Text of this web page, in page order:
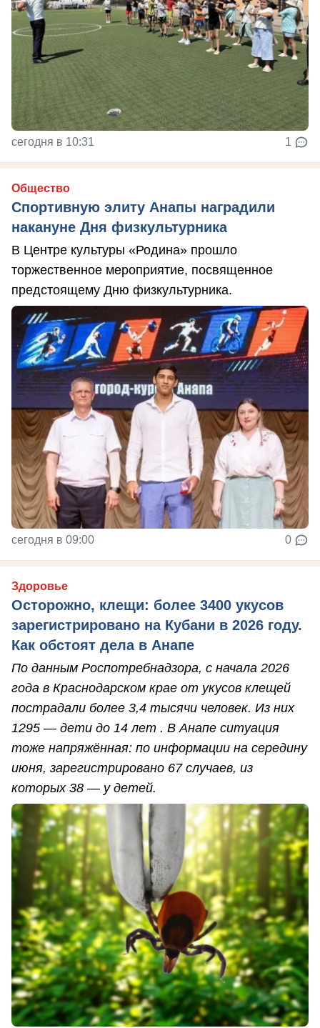
сегодня в 10:31 1
Общество
Спортивную элиту Анапы наградили
накануне Дня физкультурника
В Центре культуры «Родина» прошло
торжественное мероприятие, посвященное
предстоящему Дню физкультурника.
сегодня в 09:00 0
Здоровье
Осторожно, клещи: более 3400 укусов
зарегистрировано на Кубани в 2026 году.
Как обстоят дела в Анапе
По данным Роспотребнадзора, с начала 2026
года в Краснодарском крае от укусов клещей
пострадали более 3,4 тысячи человек. Из них
1295 — дети до 14 лет . В Анапе ситуация
тоже напряжённая: по информации на середину
июня, зарегистрировано 67 случаев, из
которых 38 — у детей.